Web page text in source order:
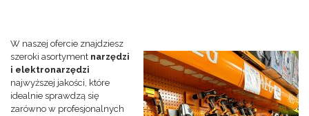
W naszej ofercie znajdziesz
szeroki asortyment narzędzi
i elektronarzędzi
najwyższej jakości, które
idealnie sprawdzą się
zarówno w profesjonalnych